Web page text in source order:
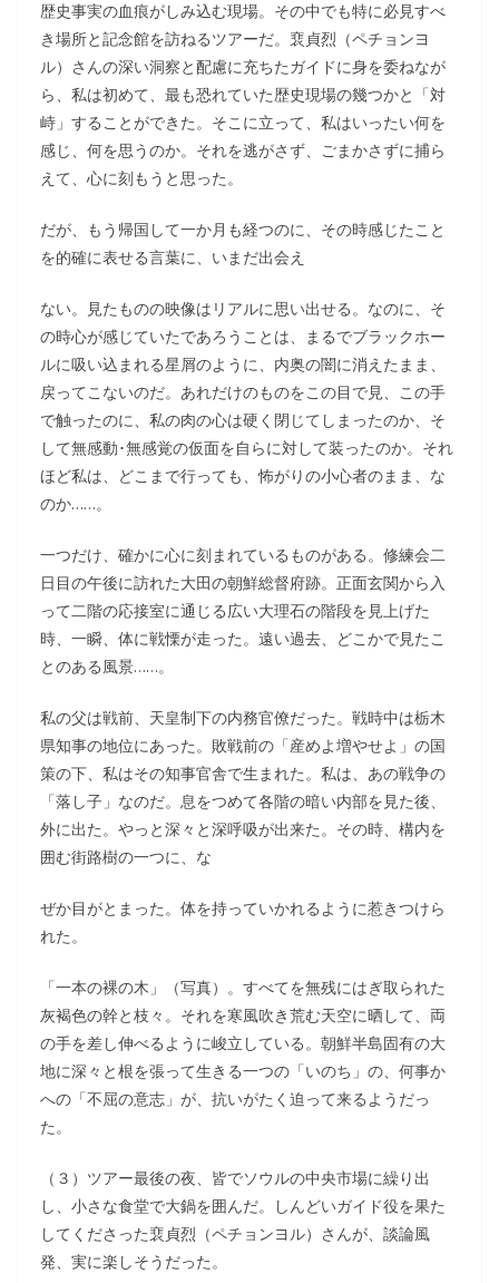
歴史事実の血痕がしみ込む現場。その中でも特に必見すべ
き場所と記念館を訪ねるツアーだ。裵貞烈（ペチョンヨ
ル）さんの深い洞察と配慮に充ちたガイドに身を委ねなが
ら、私は初めて、最も恐れていた歴史現場の幾つかと「対
峙」することができた。そこに立って、私はいったい何を
感じ、何を思うのか。それを逃がさず、ごまかさずに捕ら
えて、心に刻もうと思った。
だが、もう帰国して一か月も経つのに、その時感じたこと
を的確に表せる言葉に、いまだ出会え
ない。見たものの映像はリアルに思い出せる。なのに、そ
の時心が感じていたであろうことは、まるでブラックホー
ルに吸い込まれる星屑のように、内奥の闇に消えたまま、
戻ってこないのだ。あれだけのものをこの目で見、この手
で触ったのに、私の肉の心は硬く閉じてしまったのか、そ
して無感動･無感覚の仮面を自らに対して装ったのか。それ
ほど私は、どこまで行っても、怖がりの小心者のまま、な
のか……。
一つだけ、確かに心に刻まれているものがある。修練会二
日目の午後に訪れた大田の朝鮮総督府跡。正面玄関から入
って二階の応接室に通じる広い大理石の階段を見上げた
時、一瞬、体に戦慄が走った。遠い過去、どこかで見たこ
とのある風景……。
私の父は戦前、天皇制下の内務官僚だった。戦時中は栃木
県知事の地位にあった。敗戦前の「産めよ増やせよ」の国
策の下、私はその知事官舎で生まれた。私は、あの戦争の
「落し子」なのだ。息をつめて各階の暗い内部を見た後、
外に出た。やっと深々と深呼吸が出来た。その時、構内を
囲む街路樹の一つに、な
ぜか目がとまった。体を持っていかれるように惹きつけら
れた。
「一本の裸の木」（写真）。すべてを無残にはぎ取られた
灰褐色の幹と枝々。それを寒風吹き荒む天空に晒して、両
の手を差し伸べるように峻立している。朝鮮半島固有の大
地に深々と根を張って生きる一つの「いのち」の、何事か
への「不屈の意志」が、抗いがたく迫って来るようだっ
た。
（３）ツアー最後の夜、皆でソウルの中央市場に繰り出
し、小さな食堂で大鍋を囲んだ。しんどいガイド役を果た
してくださった裵貞烈（ペチョンヨル）さんが、談論風
発、実に楽しそうだった。